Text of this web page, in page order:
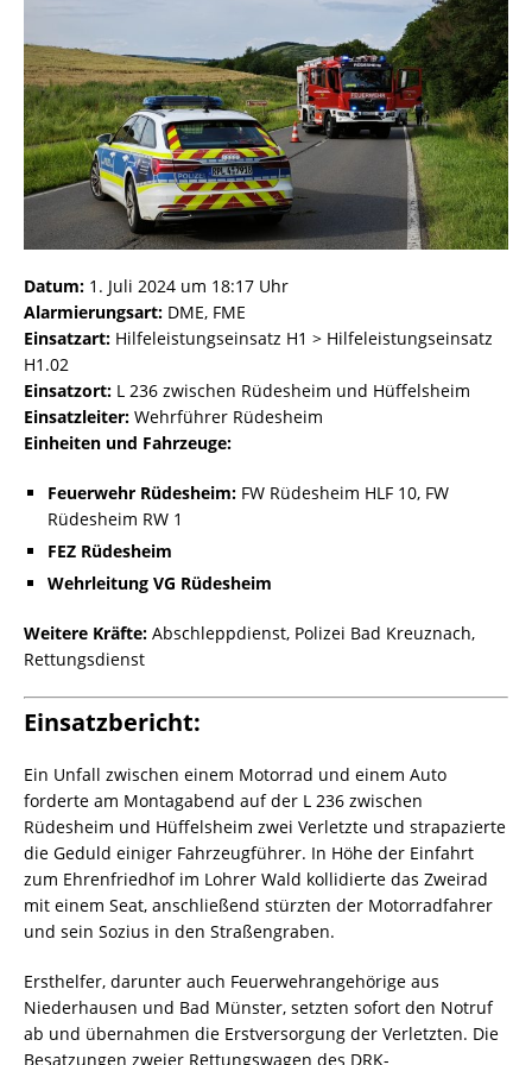
Datum: 1. Juli 2024 um 18:17 Uhr
Alarmierungsart: DME, FME
Einsatzart: Hilfeleistungseinsatz H1 > Hilfeleistungseinsatz
H1.02
Einsatzort: L 236 zwischen Rüdesheim und Hüffelsheim
Einsatzleiter: Wehrführer Rüdesheim
Einheiten und Fahrzeuge:
Feuerwehr Rüdesheim: FW Rüdesheim HLF 10, FW
Rüdesheim RW 1
FEZ Rüdesheim
Wehrleitung VG Rüdesheim
Weitere Kräfte: Abschleppdienst, Polizei Bad Kreuznach,
Rettungsdienst
Einsatzbericht:
Ein Unfall zwischen einem Motorrad und einem Auto
forderte am Montagabend auf der L 236 zwischen
Rüdesheim und Hüffelsheim zwei Verletzte und strapazierte
die Geduld einiger Fahrzeugführer. In Höhe der Einfahrt
zum Ehrenfriedhof im Lohrer Wald kollidierte das Zweirad
mit einem Seat, anschließend stürzten der Motorradfahrer
und sein Sozius in den Straßengraben.
Ersthelfer, darunter auch Feuerwehrangehörige aus
Niederhausen und Bad Münster, setzten sofort den Notruf
ab und übernahmen die Erstversorgung der Verletzten. Die
Besatzungen zweier Rettungswagen des DRK-